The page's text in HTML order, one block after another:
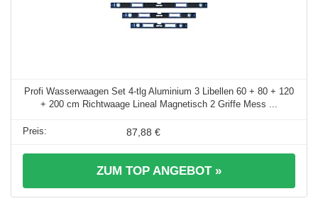
Profi Wasserwaagen Set 4-tlg Aluminium 3 Libellen 60 + 80 + 120
+ 200 cm Richtwaage Lineal Magnetisch 2 Griffe Mess ...
87,88 €
ZUM TOP ANGEBOT »